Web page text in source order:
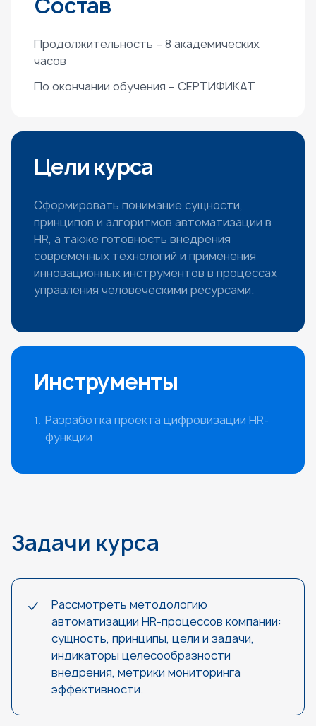
Продолжительность – 8 академических
часов
По окончании обучения – СЕРТИФИКАТ
Цели курса
Сформировать понимание сущности,
принципов и алгоритмов автоматизации в
HR, а также готовность внедрения
современных технологий и применения
инновационных инструментов в процессах
управления человеческими ресурсами.
Инструменты
Разработка проекта цифровизации HR-
функции
Задачи курса
Рассмотреть методологию
автоматизации HR-процессов компании:
сущность, принципы, цели и задачи,
индикаторы целесообразности
внедрения, метрики мониторинга
эффективности.